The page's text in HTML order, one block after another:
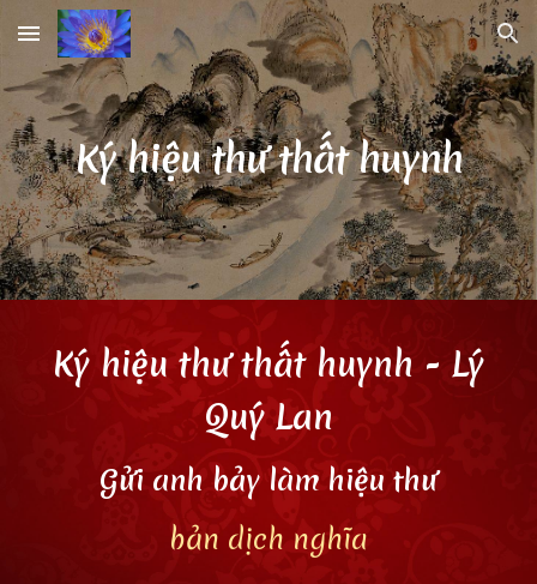
Skip to main content Skip to navigation
Ký hiệu thư thất huynh
Ký hiệu thư thất huynh - Lý
Quý Lan
Gửi anh bảy làm hiệu thư
bản dịch nghĩa